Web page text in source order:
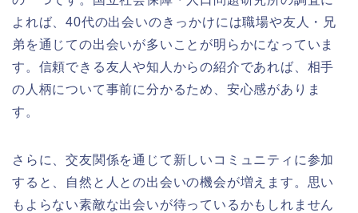
よれば、40代の出会いのきっかけには職場や友人・兄
弟を通じての出会いが多いことが明らかになっていま
す。信頼できる友人や知人からの紹介であれば、相手
の人柄について事前に分かるため、安心感がありま
す。
さらに、交友関係を通じて新しいコミュニティに参加
すると、自然と人との出会いの機会が増えます。思い
もよらない素敵な出会いが待っているかもしれません